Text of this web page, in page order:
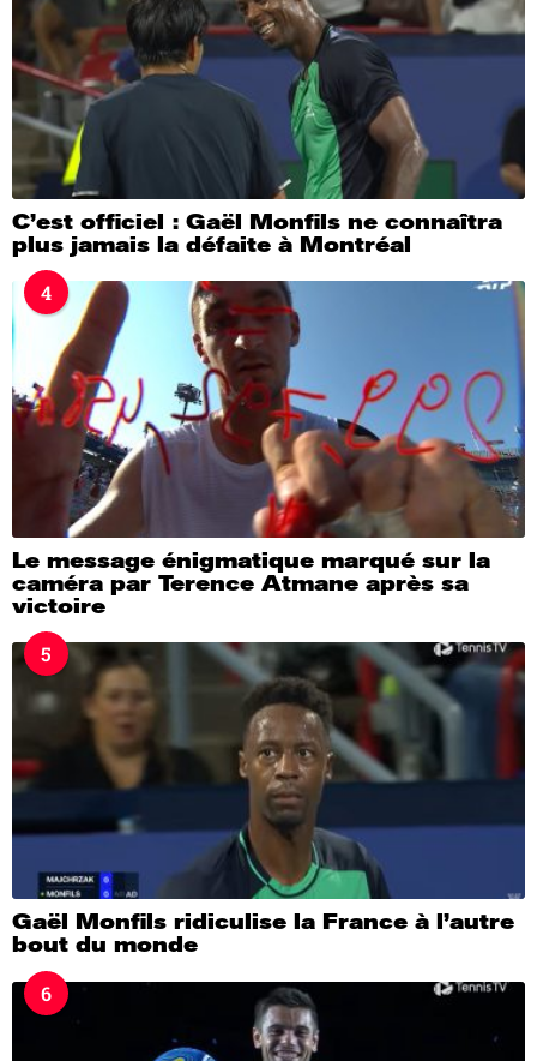
C’est officiel : Gaël Monfils ne connaîtra
plus jamais la défaite à Montréal
4
Le message énigmatique marqué sur la
caméra par Terence Atmane après sa
victoire
5
Gaël Monfils ridiculise la France à l’autre
bout du monde
6